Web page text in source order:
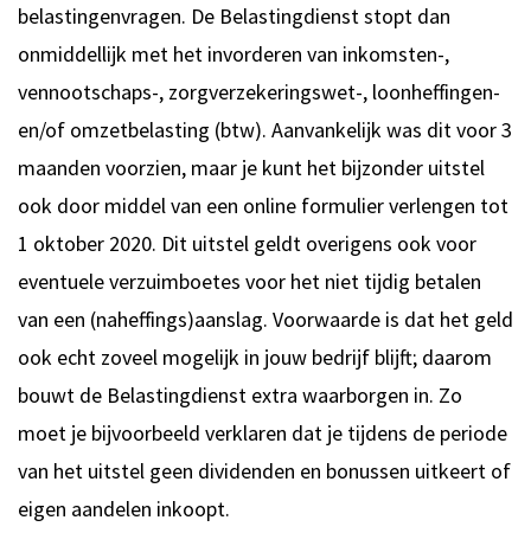
belastingenvragen. De Belastingdienst stopt dan
onmiddellijk met het invorderen van inkomsten-,
vennootschaps-, zorgverzekeringswet-, loonheffingen-
en/of omzetbelasting (btw). Aanvankelijk was dit voor 3
maanden voorzien, maar je kunt het bijzonder uitstel
ook door middel van een online formulier verlengen tot
1 oktober 2020. Dit uitstel geldt overigens ook voor
eventuele verzuimboetes voor het niet tijdig betalen
van een (naheffings)aanslag. Voorwaarde is dat het geld
ook echt zoveel mogelijk in jouw bedrijf blijft; daarom
bouwt de Belastingdienst extra waarborgen in. Zo
moet je bijvoorbeeld verklaren dat je tijdens de periode
van het uitstel geen dividenden en bonussen uitkeert of
eigen aandelen inkoopt.